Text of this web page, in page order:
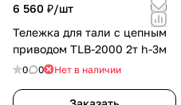
6 560 ₽/шт
Тележка для тали с цепным
приводом TLB-2000 2т h-3м
0 0 Нет в наличии